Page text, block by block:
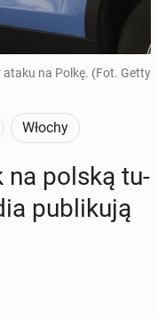
ataku na Polkę. (Fot. Getty
Włochy
na polską tu­
pu­bli­ku­ją